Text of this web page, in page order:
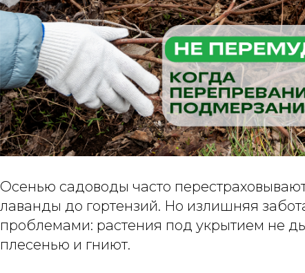
Осенью садоводы часто
лаванды до гортензий. Но излишняя
проблемами: растения под укрытием не
плесенью и гниют.